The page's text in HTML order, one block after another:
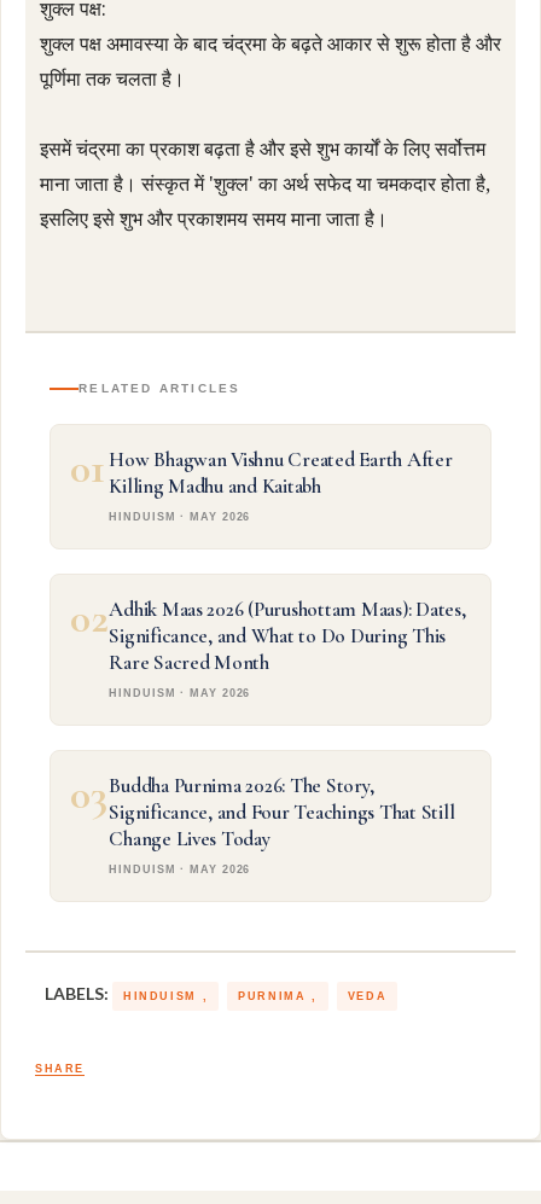
शुक्ल पक्ष:
शुक्ल पक्ष अमावस्या के बाद चंद्रमा के बढ़ते आकार से शुरू होता है और
पूर्णिमा तक चलता है।
इसमें चंद्रमा का प्रकाश बढ़ता है और इसे शुभ कार्यों के लिए सर्वोत्तम
माना जाता है। संस्कृत में 'शुक्ल' का अर्थ सफेद या चमकदार होता है,
इसलिए इसे शुभ और प्रकाशमय समय माना जाता है।
RELATED ARTICLES
01 How Bhagwan Vishnu Created Earth After
Killing Madhu and Kaitabh
HINDUISM · MAY 2026
02Adhik Maas 2026 (Purushottam Maas): Dates,
Significance, and What to Do During This
Rare Sacred Month
HINDUISM · MAY 2026
03Buddha Purnima 2026: The Story,
Significance, and Four Teachings That Still
Change Lives Today
HINDUISM · MAY 2026
LABELS: HINDUISM PURNIMA VEDA
SHARE